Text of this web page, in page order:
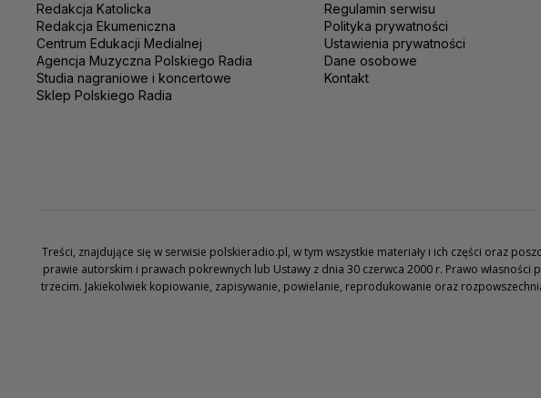
Redakcja Katolicka
Redakcja Ekumeniczna
Centrum Edukacji Medialnej
Agencja Muzyczna Polskiego Radia
Studia nagraniowe i koncertowe
Sklep Polskiego Radia
Regulamin serwisu
Polityka prywatności
Ustawienia prywatności
Dane osobowe
Kontakt
Treści, znajdujące się w serwisie polskieradio.pl, w tym wszystkie materiały i ich części oraz
prawie autorskim i prawach pokrewnych lub Ustawy z dnia 30 czerwca 2000 r. Prawo
trzecim. Jakiekolwiek kopiowanie, zapisywanie, powielanie, reprodukowanie oraz